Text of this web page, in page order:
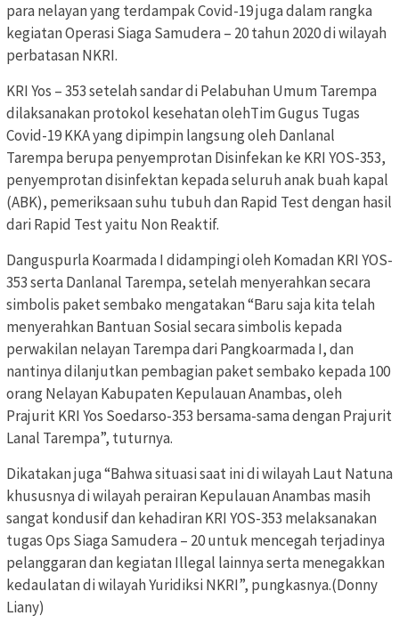
para nelayan yang terdampak Covid-19 juga dalam rangka
kegiatan Operasi Siaga Samudera – 20 tahun 2020 di wilayah
perbatasan NKRI.
KRI Yos – 353 setelah sandar di Pelabuhan Umum Tarempa
dilaksanakan protokol kesehatan olehTim Gugus Tugas
Covid-19 KKA yang dipimpin langsung oleh Danlanal
Tarempa berupa penyemprotan Disinfekan ke KRI YOS-353,
penyemprotan disinfektan kepada seluruh anak buah kapal
(ABK), pemeriksaan suhu tubuh dan Rapid Test dengan hasil
dari Rapid Test yaitu Non Reaktif.
Danguspurla Koarmada I didampingi oleh Komadan KRI YOS-
353 serta Danlanal Tarempa, setelah menyerahkan secara
simbolis paket sembako mengatakan “Baru saja kita telah
menyerahkan Bantuan Sosial secara simbolis kepada
perwakilan nelayan Tarempa dari Pangkoarmada I, dan
nantinya dilanjutkan pembagian paket sembako kepada 100
orang Nelayan Kabupaten Kepulauan Anambas, oleh
Prajurit KRI Yos Soedarso-353 bersama-sama dengan Prajurit
Lanal Tarempa”, tuturnya.
Dikatakan juga “Bahwa situasi saat ini di wilayah Laut Natuna
khususnya di wilayah perairan Kepulauan Anambas masih
sangat kondusif dan kehadiran KRI YOS-353 melaksanakan
tugas Ops Siaga Samudera – 20 untuk mencegah terjadinya
pelanggaran dan kegiatan Illegal lainnya serta menegakkan
kedaulatan di wilayah Yuridiksi NKRI”, pungkasnya.(Donny
Liany)